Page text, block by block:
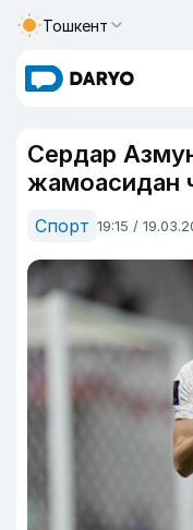
Тошкент
Сердар
жамоасидан
Спорт 19:15 /